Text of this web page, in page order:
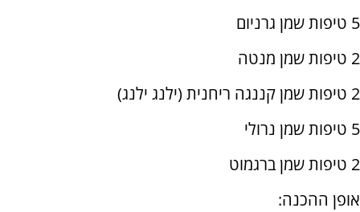
5 טיפות שמן גרניום
2 טיפות שמן מנטה
2 טיפות שמן קננגה ריחנית (ילנג ילנג)
5 טיפות שמן נרולי
2 טיפות שמן ברגמוט
אופן ההכנה: